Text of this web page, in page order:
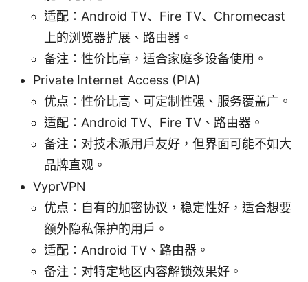
适配：Android TV、Fire TV、Chromecast
上的浏览器扩展、路由器。
备注：性价比高，适合家庭多设备使用。
Private Internet Access (PIA)
优点：性价比高、可定制性强、服务覆盖广。
适配：Android TV、Fire TV、路由器。
备注：对技术派用户友好，但界面可能不如大
品牌直观。
VyprVPN
优点：自有的加密协议，稳定性好，适合想要
额外隐私保护的用户。
适配：Android TV、路由器。
备注：对特定地区内容解锁效果好。